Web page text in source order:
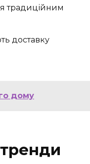
традиційним
доставку
дому
тренди